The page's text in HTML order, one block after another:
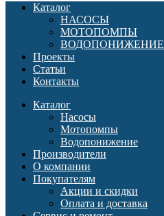
Каталог
НАСОСЫ
МОТОПОМПЫ
ВОДОПОНИЖЕНИЕ
Проекты
Статьи
Контакты
Каталог
Насосы
Мотопомпы
Водопонижение
Производители
О компании
Покупателям
Акции и скидки
Оплата и доставка